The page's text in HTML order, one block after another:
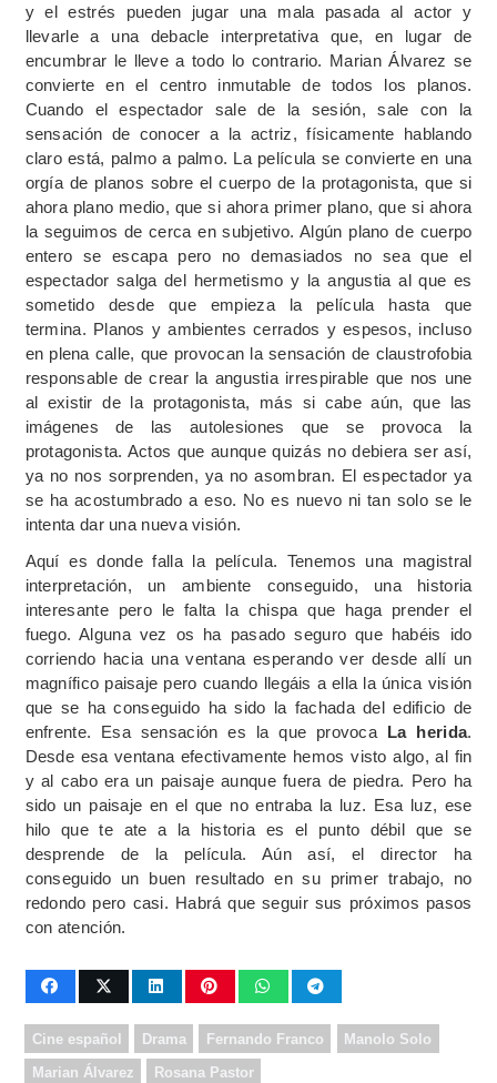
y el estrés pueden jugar una mala pasada al actor y
llevarle a una debacle interpretativa que, en lugar de
encumbrar le lleve a todo lo contrario. Marian Álvarez se
convierte en el centro inmutable de todos los planos.
Cuando el espectador sale de la sesión, sale con la
sensación de conocer a la actriz, físicamente hablando
claro está, palmo a palmo. La película se convierte en una
orgía de planos sobre el cuerpo de la protagonista, que si
ahora plano medio, que si ahora primer plano, que si ahora
la seguimos de cerca en subjetivo. Algún plano de cuerpo
entero se escapa pero no demasiados no sea que el
espectador salga del hermetismo y la angustia al que es
sometido desde que empieza la película hasta que
termina. Planos y ambientes cerrados y espesos, incluso
en plena calle, que provocan la sensación de claustrofobia
responsable de crear la angustia irrespirable que nos une
al existir de la protagonista, más si cabe aún, que las
imágenes de las autolesiones que se provoca la
protagonista. Actos que aunque quizás no debiera ser así,
ya no nos sorprenden, ya no asombran. El espectador ya
se ha acostumbrado a eso. No es nuevo ni tan solo se le
intenta dar una nueva visión.
Aquí es donde falla la película. Tenemos una magistral
interpretación, un ambiente conseguido, una historia
interesante pero le falta la chispa que haga prender el
fuego. Alguna vez os ha pasado seguro que habéis ido
corriendo hacia una ventana esperando ver desde allí un
magnífico paisaje pero cuando llegáis a ella la única visión
que se ha conseguido ha sido la fachada del edificio de
enfrente. Esa sensación es la que provoca La herida.
Desde esa ventana efectivamente hemos visto algo, al fin
y al cabo era un paisaje aunque fuera de piedra. Pero ha
sido un paisaje en el que no entraba la luz. Esa luz, ese
hilo que te ate a la historia es el punto débil que se
desprende de la película. Aún así, el director ha
conseguido un buen resultado en su primer trabajo, no
redondo pero casi. Habrá que seguir sus próximos pasos
con atención.
Cine español Drama Fernando Franco Manolo Solo
Marian Álvarez Rosana Pastor